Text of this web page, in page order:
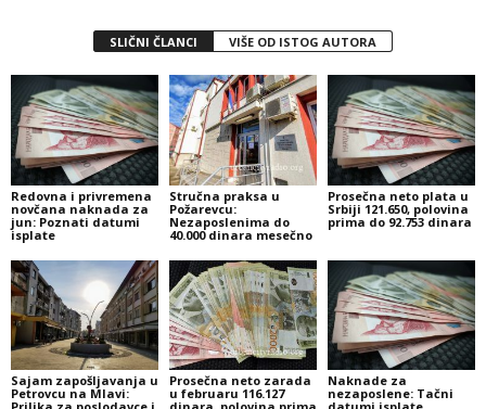
SLIČNI ČLANCI VIŠE OD ISTOG AUTORA
Redovna i privremena
novčana naknada za
jun: Poznati datumi
isplate
Stručna praksa u
Požarevcu:
Nezaposlenima do
40.000 dinara mesečno
Prosečna neto plata u
Srbiji 121.650, polovina
prima do 92.753 dinara
Sajam zapošljavanja u
Petrovcu na Mlavi:
Prosečna neto zarada
u februaru 116.127
Naknade za
nezaposlene: Tačni